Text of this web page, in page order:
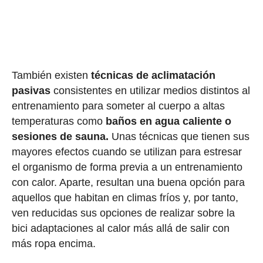
También existen técnicas de aclimatación
pasivasconsistentes en utilizar medios distintos al
entrenamiento para someter al cuerpo a altas
temperaturas comobaños en agua caliente o
sesiones de sauna. Unas técnicas que tienen sus
mayores efectos cuando se utilizan para estresar
el organismo de forma previa a un entrenamiento
con calor. Aparte, resultan una buena opción para
aquellos que habitan en climas fríos y, por tanto,
ven reducidas sus opciones de realizar sobre la
bici adaptaciones al calor más allá de salir con
más ropa encima.